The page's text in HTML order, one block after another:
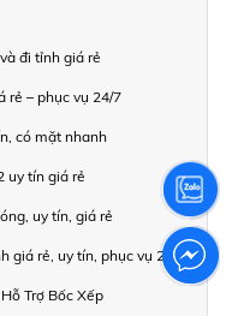
đi tỉnh giá rẻ
rẻ – phục vụ 24/7
có mặt nhanh
uy tín giá rẻ
uy tín, giá rẻ
giá rẻ, uy tín, phục vụ 24/7
Trợ Bốc Xếp